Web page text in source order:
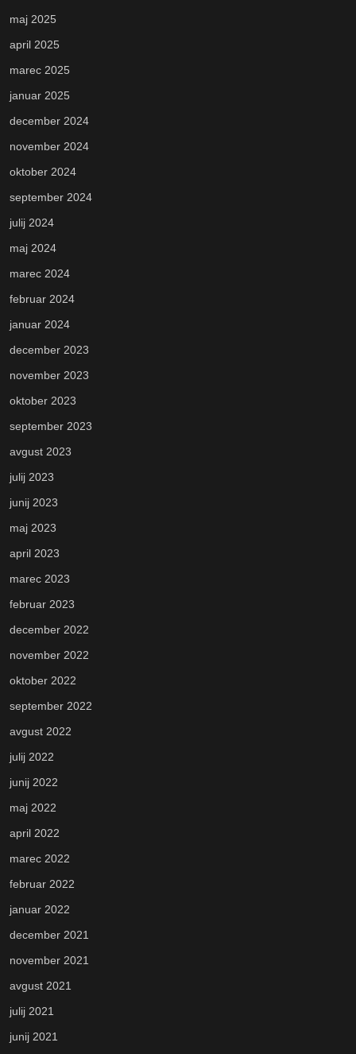
maj 2025
april 2025
marec 2025
januar 2025
december 2024
november 2024
oktober 2024
september 2024
julij 2024
maj 2024
marec 2024
februar 2024
januar 2024
december 2023
november 2023
oktober 2023
september 2023
avgust 2023
julij 2023
junij 2023
maj 2023
april 2023
marec 2023
februar 2023
december 2022
november 2022
oktober 2022
september 2022
avgust 2022
julij 2022
junij 2022
maj 2022
april 2022
marec 2022
februar 2022
januar 2022
december 2021
november 2021
avgust 2021
julij 2021
junij 2021